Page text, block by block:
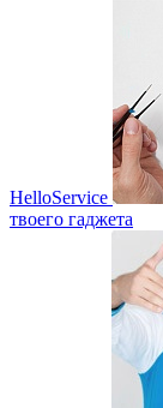
HelloService
твоего гаджета